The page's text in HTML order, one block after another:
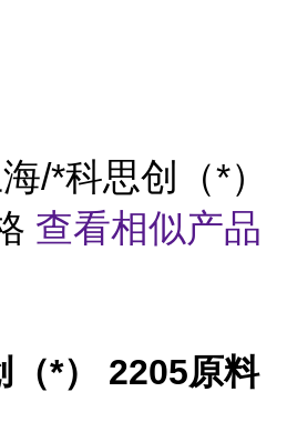
/*科思创（*）
查看相似产品
（*） 2205原料